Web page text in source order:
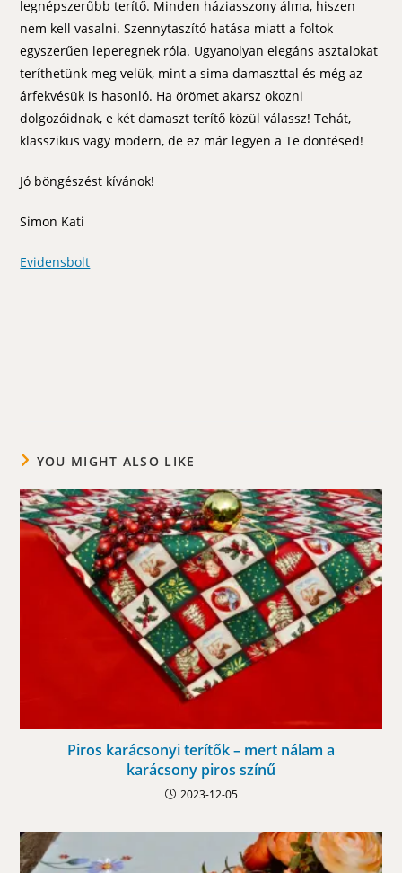
legnépszerűbb terítő. Minden háziasszony álma, hiszen
nem kell vasalni. Szennytaszító hatása miatt a foltok
egyszerűen leperegnek róla. Ugyanolyan elegáns asztalokat
teríthetünk meg velük, mint a sima damaszttal és még az
árfekvésük is hasonló. Ha örömet akarsz okozni
dolgozóidnak, e két damaszt terítő közül válassz! Tehát,
klasszikus vagy modern, de ez már legyen a Te döntésed!
Jó böngészést kívánok!
Simon Kati
Evidensbolt
YOU MIGHT ALSO LIKE
Piros karácsonyi terítők – mert nálam a
karácsony piros színű
2023-12-05